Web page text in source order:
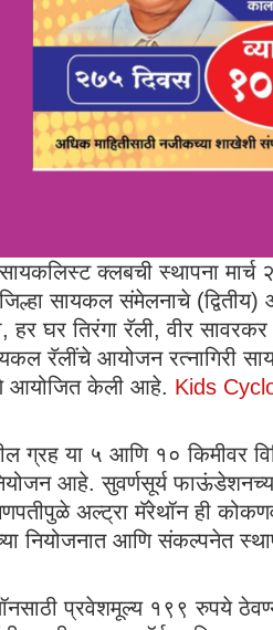
सायकलिस्ट क्लबची स्थापना
जिल्हा सायकल संमेलनाचे
हर घर तिरंगा रॅली, वीर
रॅलींचे आयोजन रत्नागिरी
आयोजित केली आहे. Kids
ग्रह या ५ आणि १० किमीवर
आहे. सुवर्णसूर्य
अल्ट्रा मॅरेथॉन ही
नियोजनात आणि संकल्पनेत
प्रवेशमूल्य १९९ रुपये